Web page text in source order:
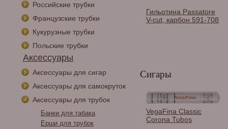
Российские трубки
Французские трубки
Кукурузные трубки
Польские трубки
Аксессуары
Аксессуары для сигар
Аксессуары для самокруток
Аксессуары для трубок
Банки для табака
Ерши для трубок
Гильотина Passatore
V-cut, карбон 591-708
Зажигалка Vertigo Nitro
Black
Сигары
VegaFina Classic
Corona Tubos